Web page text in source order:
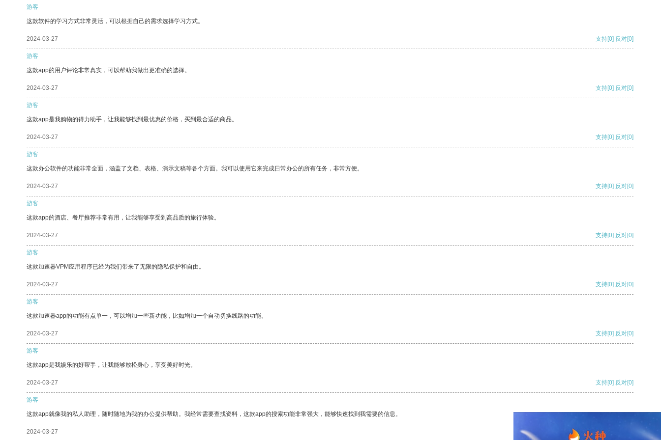
游客
这款软件的学习方式非常灵活，可以根据自己的需求选择学习方式。
2024-03-27 支持[0] 反对[0]
游客
这款app的用户评论非常真实，可以帮助我做出更准确的选择。
2024-03-27 支持[0] 反对[0]
游客
这款app是我购物的得力助手，让我能够找到最优惠的价格，买到最合适的商品。
2024-03-27 支持[0] 反对[0]
游客
这款办公软件的功能非常全面，涵盖了文档、表格、演示文稿等各个方面。我可以使用它来完成日常办公的所有任务，非常方便。
2024-03-27 支持[0] 反对[0]
游客
这款app的酒店、餐厅推荐非常有用，让我能够享受到高品质的旅行体验。
2024-03-27 支持[0] 反对[0]
游客
这款加速器VPM应用程序已经为我们带来了无限的隐私保护和自由。
2024-03-27 支持[0] 反对[0]
游客
这款加速器app的功能有点单一，可以增加一些新功能，比如增加一个自动切换线路的功能。
2024-03-27 支持[0] 反对[0]
游客
这款app是我娱乐的好帮手，让我能够放松身心，享受美好时光。
2024-03-27 支持[0] 反对[0]
游客
这款app就像我的私人助理，随时随地为我的办公提供帮助。我经常需要查找资料，这款app的搜索功能非常强大，能够快速找到我需要的信息。
2024-03-27 支持